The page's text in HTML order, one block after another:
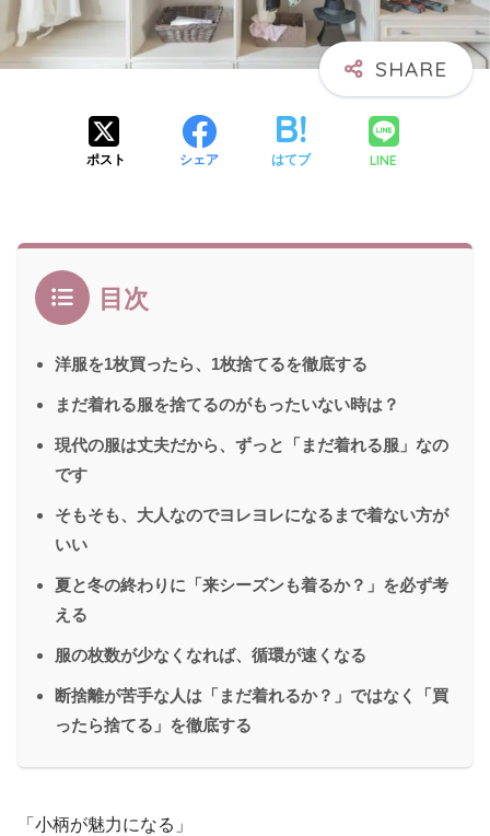
ポスト シェア はてブ LINE
目次
洋服を1枚買ったら、1枚捨てるを徹底する
まだ着れる服を捨てるのがもったいない時は？
現代の服は丈夫だから、ずっと「まだ着れる服」なの
です
そもそも、大人なのでヨレヨレになるまで着ない方が
いい
夏と冬の終わりに「来シーズンも着るか？」を必ず考
える
服の枚数が少なくなれば、循環が速くなる
断捨離が苦手な人は「まだ着れるか？」ではなく「買
ったら捨てる」を徹底する
「小柄が魅力になる」